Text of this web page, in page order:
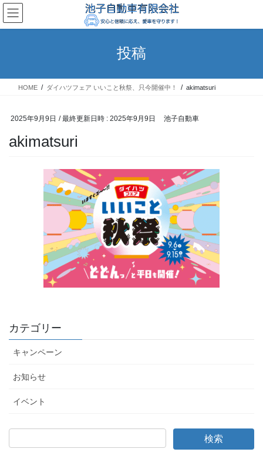
コ
ン
テ
ス
ナ
ビ
ゲ
ン
投稿
HOME ダイハツフェア いいこと秋祭、只今開催中！ akimatsuri
2025年9月9日 / 最終更新日時 : 2025年9月9日 池子自動車
akimatsuri
カテゴリー
キャンペーン
お知らせ
イベント